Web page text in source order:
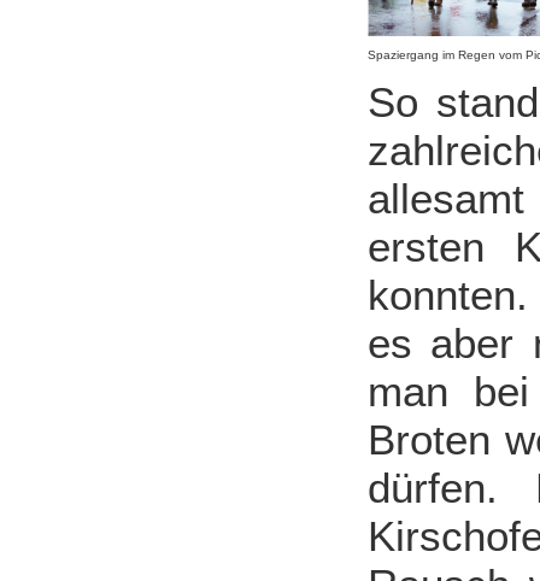
Spaziergang im Regen vom
So
ersten
konnten.
es aber
man
Broten
dürfen.